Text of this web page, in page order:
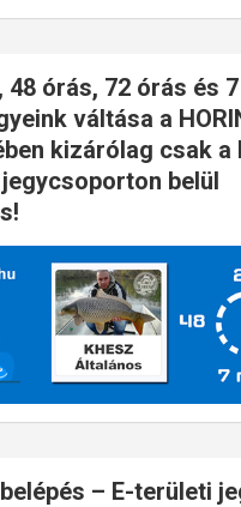
48 órás, 72 órás és
váltása a
kizárólag csak a
belül
belépés – E-területi